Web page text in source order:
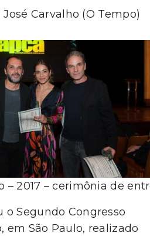
Carvalho (O Tempo)
– 2017 – cerimônia de
o Segundo Congresso
em São Paulo, realizado